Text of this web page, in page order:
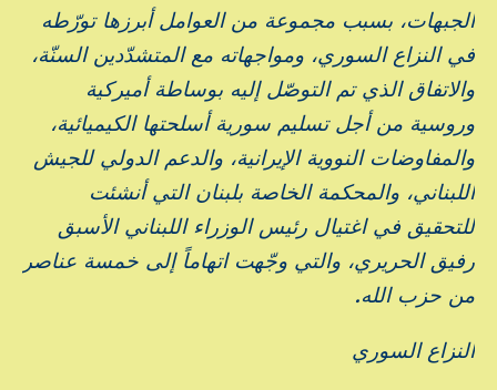
الجبهات، بسبب مجموعة من العوامل أبرزها تورّطه
في النزاع السوري، ومواجهاته مع المتشدّدين السنّة،
والاتفاق الذي تم التوصّل إليه بوساطة أميركية
وروسية من أجل تسليم سورية أسلحتها الكيميائية،
والمفاوضات النووية الإيرانية، والدعم الدولي للجيش
اللبناني، والمحكمة الخاصة بلبنان التي أنشئت
للتحقيق في اغتيال رئيس الوزراء اللبناني الأسبق
رفيق الحريري، والتي وجّهت اتهاماً إلى خمسة عناصر
من حزب الله.
النزاع السوري